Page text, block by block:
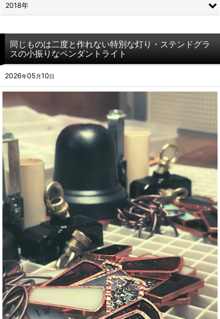
同じものは二度と作れない特別な灯り・ステンドグラ
スの小振りなペンダントライト
2026年05 月10日
2018年